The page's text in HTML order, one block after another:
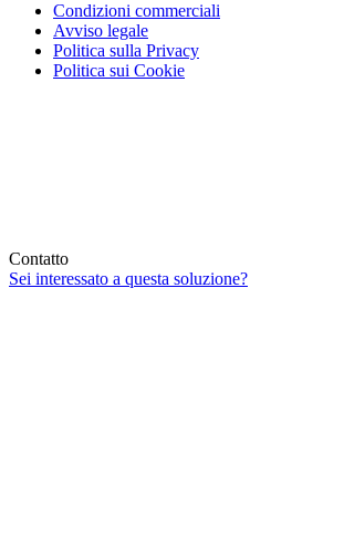
Condizioni commerciali
Avviso legale
Politica sulla Privacy
Politica sui Cookie
Contatto
Sei interessato a questa soluzione?